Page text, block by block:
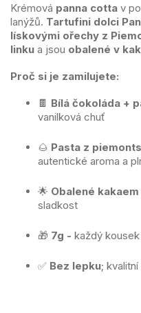
Krémová panna cotta v
lanýžů. Tartufini dolci
lískovými ořechy z
linku a jsou obalené v
Proč si je zamilujete:
🍫 Bílá čokoláda +
vanilková chuť
🌰 Pasta z
autentické aroma a
🌟 Obalené kakaem
sladkost
🎁 7g - každý kousek
✅ Bez lepku;